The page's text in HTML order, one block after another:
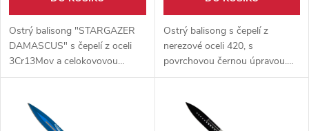
Ostrý balisong "STARGAZER
DAMASCUS" s čepelí z oceli
3Cr13Mov a celokovovou
rukojetí. Robustní motýlkový
Délka 22,8 cm.
Ostrý balisong s čepelí z
nerezové oceli 420, s
povrchovou černou úpravou.
Rukojeti připomínající řetěz jsou